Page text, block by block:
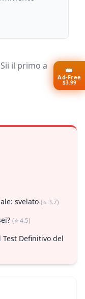
il primo a
svelato (⭐ 3.7)
(⭐ 4.5)
Definitivo del
👑
Ad-Free
$3.99